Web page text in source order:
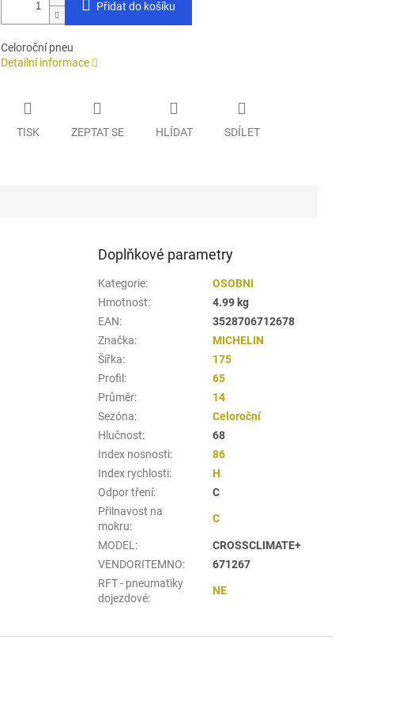
Přidat do košíku
Celoroční pneu
Detailní informace
TISK ZEPTAT SE HLÍDAT SDÍLET
Doplňkové parametry
Kategorie:
OSOBNI
Hmotnost:
4.99 kg
EAN:
3528706712678
Značka:
MICHELIN
Šířka:
175
Profil :
65
Průměr:
14
Sezóna:
Celoroční
Hlučnost:
68
Index nosnosti:
86
Index rychlosti:
H
Odpor tření:
C
Přilnavost na
mokru:
C
MODEL :
CROSSCLIMATE+
VENDORITEMNO:
671267
RFT - pneumatiky
dojezdové:
NE